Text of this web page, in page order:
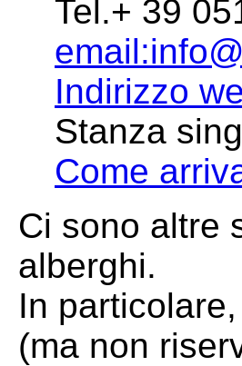
Tel.+ 39
Indirizzo
Stanza
Come
Ci sono altre
alberghi.
In
(ma non